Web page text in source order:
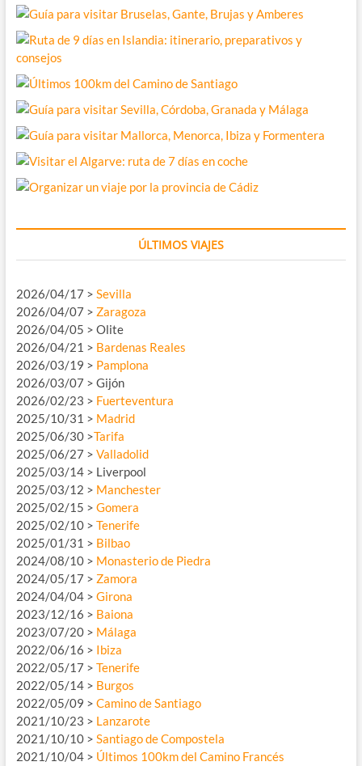
ÚLTIMOS VIAJES
2026/04/17 > Sevilla
2026/04/07 > Zaragoza
2026/04/05 > Olite
2026/04/21 > Bardenas Reales
2026/03/19 > Pamplona
2026/03/07 > Gijón
2026/02/23 > Fuerteventura
2025/10/31 > Madrid
2025/06/30 >Tarifa
2025/06/27 > Valladolid
2025/03/14 > Liverpool
2025/03/12 > Manchester
2025/02/15 > Gomera
2025/02/10 > Tenerife
2025/01/31 > Bilbao
2024/08/10 > Monasterio de Piedra
2024/05/17 > Zamora
2024/04/04 > Girona
2023/12/16 > Baiona
2023/07/20 > Málaga
2022/06/16 > Ibiza
2022/05/17 > Tenerife
2022/05/14 > Burgos
2022/05/09 > Camino de Santiago
2021/10/23 > Lanzarote
2021/10/10 > Santiago de Compostela
2021/10/04 > Últimos 100km del Camino Francés